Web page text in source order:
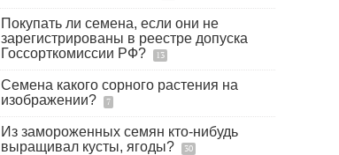
Покупать ли семена, если они не
зарегистрированы в реестре допуска
Госсорткомиссии РФ?
13
Семена какого сорного растения на
изображении?
7
Из замороженных семян кто-нибудь
выращивал кусты, ягоды?
30